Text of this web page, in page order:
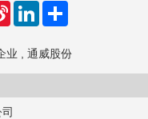
S
a
W
e
b
o
L
e
d
n
业 通威股份